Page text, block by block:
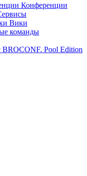
Конференции
Вики
команды